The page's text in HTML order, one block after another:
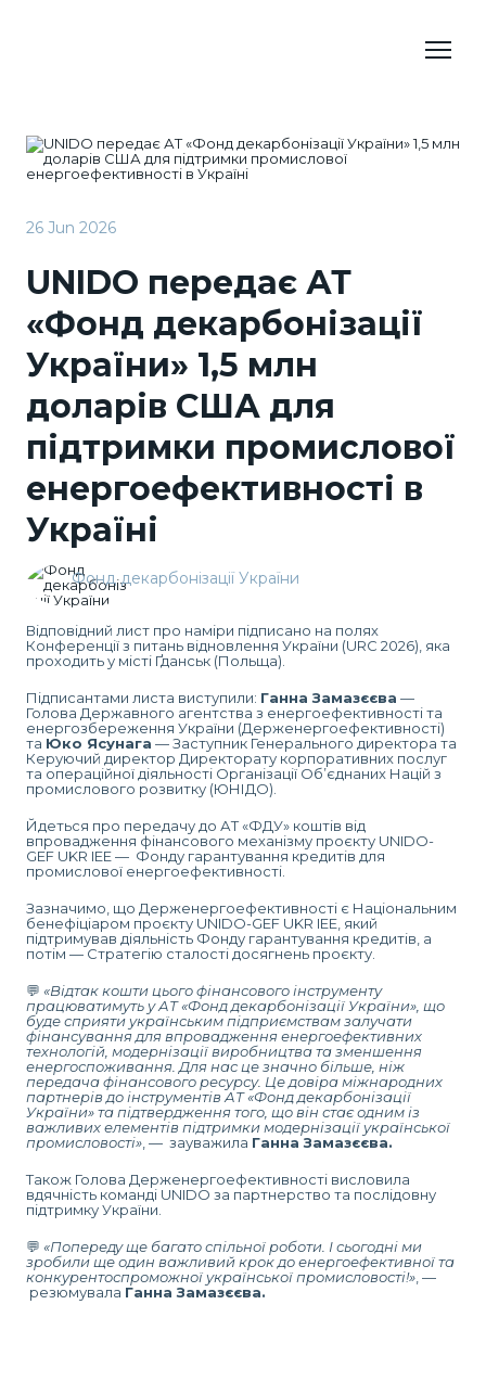
26 Jun 2026
UNIDO передає АТ
«Фонд декарбонізації
України» 1,5 млн
доларів США для
підтримки промислової
енергоефективності в
Україні
Фонд декарбонізації України
Відповідний лист про наміри підписано на полях
Конференції з питань відновлення України (URC 2026), яка
проходить у місті Ґданськ (Польща).
Підписантами листа виступили: Ганна Замазєєва —
Голова Державного агентства з енергоефективності та
енергозбереження України (Держенергоефективності)
та Юко Ясунага — Заступник Генерального директора та
Керуючий директор Директорату корпоративних послуг
та операційної діяльності Організації Об’єднаних Націй з
промислового розвитку (ЮНІДО).
Йдеться про передачу до АТ «ФДУ» коштів від
впровадження фінансового механізму проєкту UNIDO-
GEF UKR IEE — Фонду гарантування кредитів для
промислової енергоефективності.
Зазначимо, що Держенергоефективності є Національним
бенефіціаром проєкту UNIDO-GEF UKR IEE, який
підтримував діяльність Фонду гарантування кредитів, а
потім — Стратегію сталості досягнень проєкту.
💬 «Відтак кошти цього фінансового інструменту
працюватимуть у АТ «Фонд декарбонізації України», що
буде сприяти українським підприємствам залучати
фінансування для впровадження енергоефективних
технологій, модернізації виробництва та зменшення
енергоспоживання. Для нас це значно більше, ніж
передача фінансового ресурсу. Це довіра міжнародних
партнерів до інструментів АТ «Фонд декарбонізації
України» та підтвердження того, що він стає одним із
важливих елементів підтримки модернізації української
промисловості» , — зауважила Ганна Замазєєва.
Також Голова Держенергоефективності висловила
вдячність команді UNIDO за партнерство та послідовну
підтримку України.
💬 «Попереду ще багато спільної роботи. І сьогодні ми
зробили ще один важливий крок до енергоефективної та
конкурентоспроможної української промисловості!» , —
резюмувала Ганна Замазєєва.